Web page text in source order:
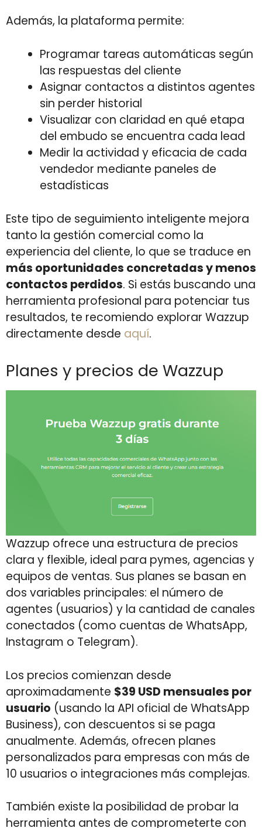
Además, la plataforma permite:
Programar tareas automáticas según
las respuestas del cliente
Asignar contactos a distintos agentes
sin perder historial
Visualizar con claridad en qué etapa
del embudo se encuentra cada lead
Medir la actividad y eficacia de cada
vendedor mediante paneles de
estadísticas
Este tipo de seguimiento inteligente mejora
tanto la gestión comercial como la
experiencia del cliente, lo que se traduce en
más oportunidades concretadas y menos
contactos perdidos. Si estás buscando una
herramienta profesional para potenciar tus
resultados, te recomiendo explorar Wazzup
directamente desde aquí.
Planes y precios de Wazzup
Wazzup ofrece una estructura de precios
clara y flexible, ideal para pymes, agencias y
equipos de ventas. Sus planes se basan en
dos variables principales: el número de
agentes (usuarios) y la cantidad de canales
conectados (como cuentas de WhatsApp,
Instagram o Telegram).
Los precios comienzan desde
aproximadamente $39 USD mensuales por
usuario (usando la API oficial de WhatsApp
Business), con descuentos si se paga
anualmente. Además, ofrecen planes
personalizados para empresas con más de
10 usuarios o integraciones más complejas.
También existe la posibilidad de probar la
herramienta antes de comprometerte con